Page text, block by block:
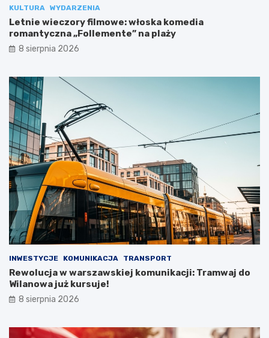
KULTURA WYDARZENIA
Letnie wieczory filmowe: włoska komedia
romantyczna „Follemente” na plaży
8 sierpnia 2026
INWESTYCJE KOMUNIKACJA TRANSPORT
Rewolucja w warszawskiej komunikacji: Tramwaj do
Wilanowa już kursuje!
8 sierpnia 2026